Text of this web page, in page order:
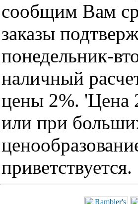
сообщим Вам
заказы
понедельник-
наличный
цены 2%. 'Цена
или при
приветствуется.